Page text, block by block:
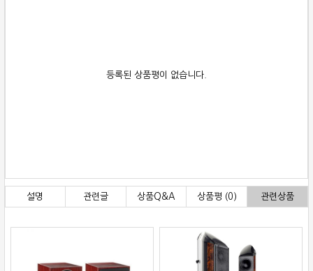
등록된 상품평이 없습니다.
설명 관련글 상품Q&A 상품평 (0) 관련상품